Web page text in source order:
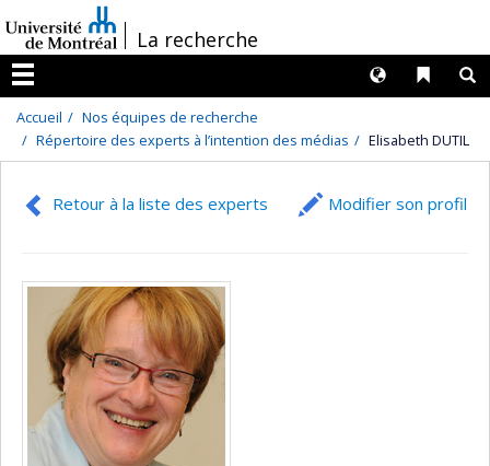
au
contenu
/La recherche
Menu
Liens
Langues
Accueil
Nos équipes de recherche
Répertoire des experts à l’intention des médias
Elisabeth DUTIL
Retour à la liste des experts Modifier son profil